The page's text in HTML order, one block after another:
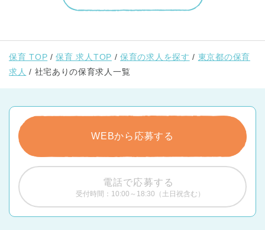
保育 TOP 保育 求人TOP 保育の求人を探す
東京都の保育
求人
社宅ありの保育求人一覧
WEBから応募する
電話で応募する
受付時間：10:00～18:30（土日祝含む）